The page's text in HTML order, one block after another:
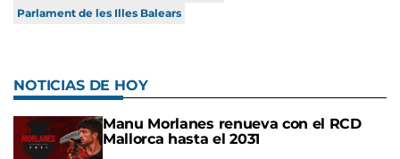
Parlament de les Illes Balears
NOTICIAS DE HOY
Manu Morlanes renueva con el RCD
Mallorca hasta el 2031